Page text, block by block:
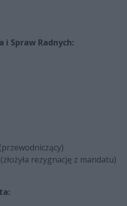
i Spraw Radnych:
rezygnację z mandatu)